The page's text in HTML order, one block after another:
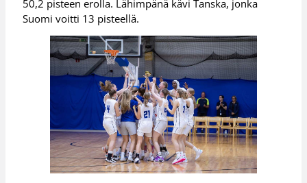
50,2 pisteen erolla. Lähimpänä kävi Tanska, jonka
Suomi voitti 13 pisteellä.